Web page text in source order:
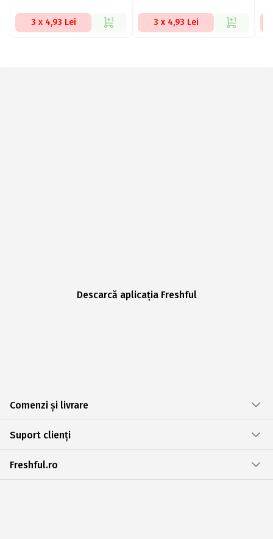
3 x 4,93 Lei 3 x 4,93 Lei
Descarcă aplicația Freshful
Comenzi și livrare
Suport clienți
Freshful.ro